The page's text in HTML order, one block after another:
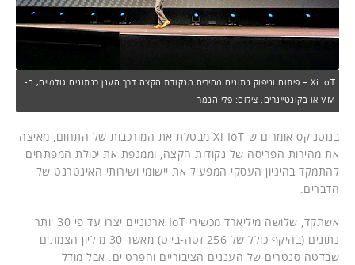
Xi IoT – פיתוח וניפוק נתונים מהירים מנקודת הקצה דרך הענן כנתונים גולמיים, ב-
VM או בקונטיינרים. צילום: פלי הנמר
בנוטניקס אומרים ש-Xi IoT מבטלת את המורכבות של התחום, מאיצה
את מהירות הפריסה של נקודות הקצה, וממנפת את יכולת המפתחים
להתמקד בהיגיון העסקי המפעיל את יישומי ושירותי האינטרנט של
הדברים.
אשתקד, שלושה מיליארד מכשירי IoT ארגוניים יצרו עד פי 30 יותר
נתונים (בהיקף כולל של 256 זטה-בייט) מאשר 30 מיליון הצמתים
שבדטה סנטרים של העננים הציבוריים והפרטיים. אבל מודל